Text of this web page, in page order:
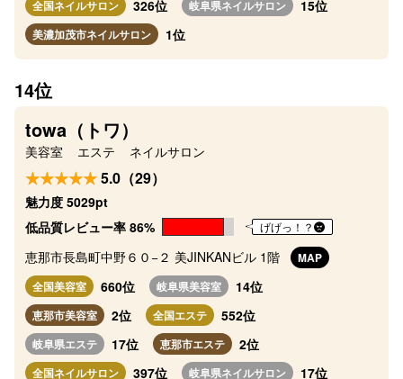
全国ネイルサロン 326位 岐阜県ネイルサロン 15位
美濃加茂市ネイルサロン 1位
14位
towa（トワ）
美容室 エステ ネイルサロン
5.0（29）
魅力度 5029pt
低品質レビュー率 86%
げげっ！？
恵那市長島町中野６０−２ 美JINKANビル 1階
MAP
全国美容室
660位 岐阜県美容室 14位
恵那市美容室 2位 全国エステ 552位
岐阜県エステ 17位 恵那市エステ 2位
全国ネイルサロン 397位 岐阜県ネイルサロン 17位